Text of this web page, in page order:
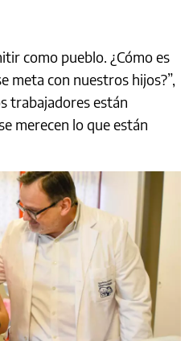
como pueblo. ¿Cómo es
meta con nuestros hijos?”,
trabajadores están
merecen lo que están